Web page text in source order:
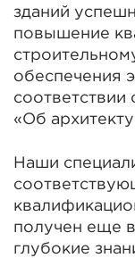
зданий
повышение
обеспечения
соответствии
«Об
Наши
получен еще
глубокие